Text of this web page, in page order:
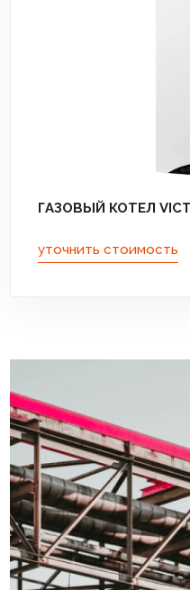
ГАЗОВЫЙ КОТЕЛ
уточнить стоимость